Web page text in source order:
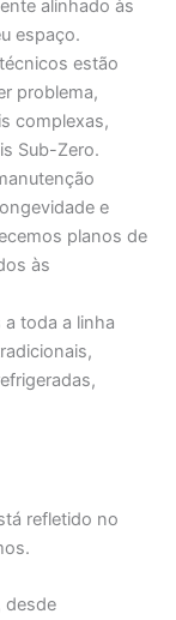
alinhado às
espaço.
estão
problema,
complexas,
Sub-Zero.
e
planos de
às
toda a linha
refletido no
desde